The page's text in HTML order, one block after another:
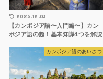
2025.12.03
【カンボジア語〜入門編〜】カン
ボジア語の超！基本知識4つを解説
カンボジア語のあいさつ